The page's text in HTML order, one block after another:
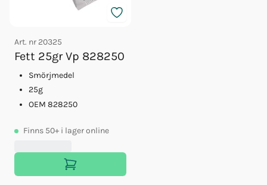
Art. nr 20325
Fett 25gr Vp 828250
Smörjmedel
25g
OEM 828250
Finns 50+ i lager online